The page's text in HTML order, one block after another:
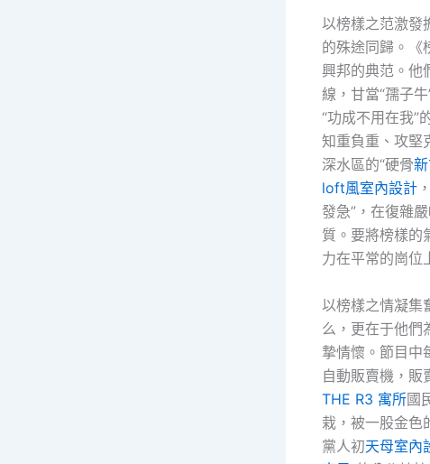
以榜樣之范激發
的殊途同歸。《
興邦的典范。他
線，甘當“孺子
“功成不用在我”
知重負重、攻堅
深水區的“硬骨
loft風室內設計
發急”，在復雜
質。要將榜樣的
力在平常的崗位
以榜樣之情凝集
么，更在于他們
摯情懷。節目中
自動販賣機，販
THE R3 寓所國
栽，被一股金色
黨人初天母室內